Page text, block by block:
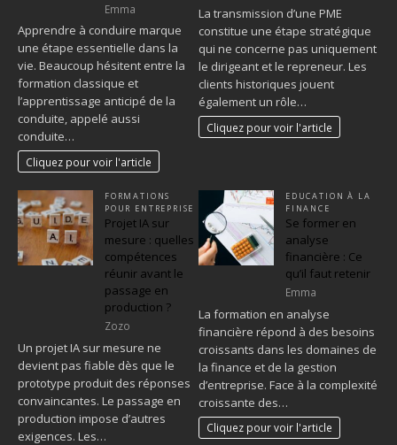
Emma
Apprendre à conduire marque
une étape essentielle dans la
vie. Beaucoup hésitent entre la
formation classique et
l’apprentissage anticipé de la
conduite, appelé aussi
conduite…
Cliquez pour voir l'article
La transmission d’une PME
constitue une étape stratégique
qui ne concerne pas uniquement
le dirigeant et le repreneur. Les
clients historiques jouent
également un rôle…
Cliquez pour voir l'article
FORMATIONS
POUR ENTREPRISE
Projet IA sur
mesure : quelles
compétences
réunir avant le
passage en
production ?
Zozo
Un projet IA sur mesure ne
devient pas fiable dès que le
prototype produit des réponses
convaincantes. Le passage en
production impose d’autres
exigences. Les…
EDUCATION À LA
FINANCE
Se former en
analyse
financière : Ce
qu’il faut retenir
Emma
La formation en analyse
financière répond à des besoins
croissants dans les domaines de
la finance et de la gestion
d’entreprise. Face à la complexité
croissante des…
Cliquez pour voir l'article